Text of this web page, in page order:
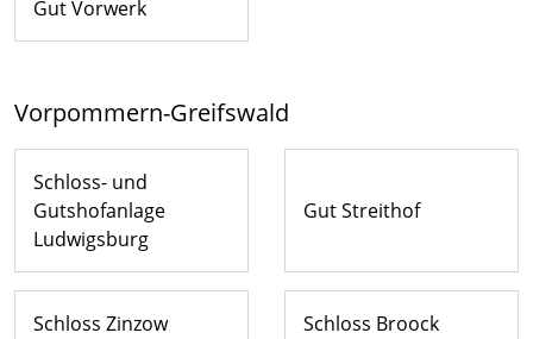
Gut Vorwerk
Vorpommern-Greifswald
Schloss- und
Gutshofanlage
Ludwigsburg
Gut Streithof
Schloss Zinzow Schloss Broock